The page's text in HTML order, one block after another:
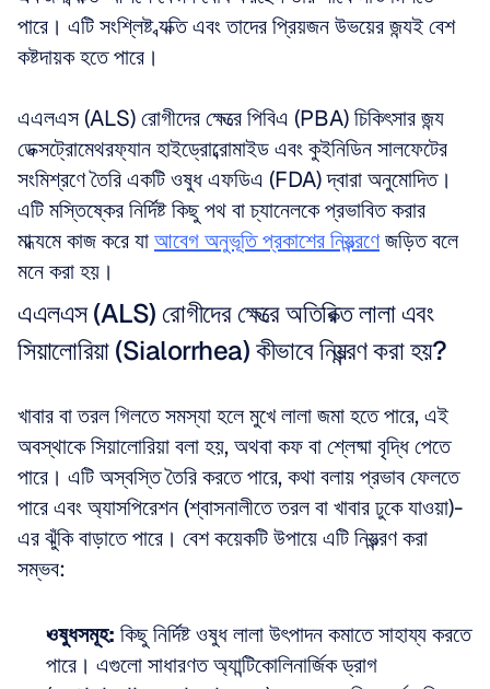
পারে। এটি সংশ্লিষ্ট ব্যক্তি এবং তাদের প্রিয়জন উভয়ের জন্যই বেশ
কষ্টদায়ক হতে পারে।
এএলএস (ALS) রোগীদের ক্ষেত্রে পিবিএ (PBA) চিকিৎসার জন্য
ডেক্সট্রোমেথরফ্যান হাইড্রোব্রোমাইড এবং কুইনিডিন সালফেটের
সংমিশ্রণে তৈরি একটি ওষুধ এফডিএ (FDA) দ্বারা অনুমোদিত।
এটি মস্তিষ্কের নির্দিষ্ট কিছু পথ বা চ্যানেলকে প্রভাবিত করার
মাধ্যমে কাজ করে যা আবেগ অনুভূতি প্রকাশের নিয়ন্ত্রণে জড়িত বলে
মনে করা হয়।
এএলএস (ALS) রোগীদের ক্ষেত্রে অতিরিক্ত লালা এবং
সিয়ালোরিয়া (Sialorrhea) কীভাবে নিয়ন্ত্রণ করা হয়?
খাবার বা তরল গিলতে সমস্যা হলে মুখে লালা জমা হতে পারে, এই
অবস্থাকে সিয়ালোরিয়া বলা হয়, অথবা কফ বা শ্লেষ্মা বৃদ্ধি পেতে
পারে। এটি অস্বস্তি তৈরি করতে পারে, কথা বলায় প্রভাব ফেলতে
পারে এবং অ্যাসপিরেশন (শ্বাসনালীতে তরল বা খাবার ঢুকে যাওয়া)-
এর ঝুঁকি বাড়াতে পারে। বেশ কয়েকটি উপায়ে এটি নিয়ন্ত্রণ করা
সম্ভব:
ওষুধসমূহ: কিছু নির্দিষ্ট ওষুধ লালা উৎপাদন কমাতে সাহায্য করতে
পারে। এগুলো সাধারণত অ্যান্টিকোলিনার্জিক ড্রাগ